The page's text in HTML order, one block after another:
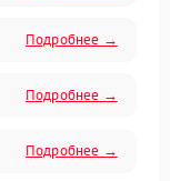
и другие
Подробнее →
Подробнее →
Подробнее →